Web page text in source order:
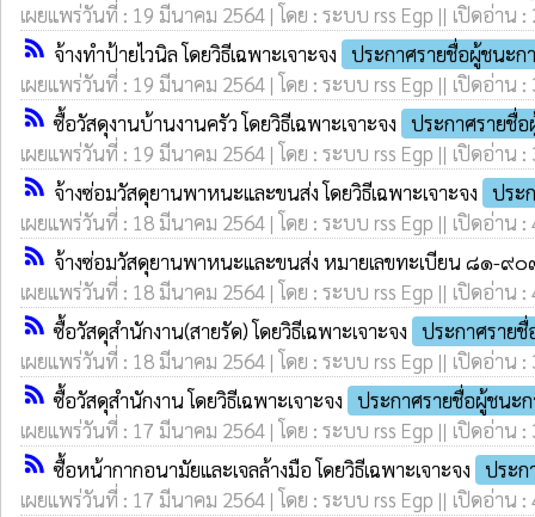
เผยแพร่วันที่ : 19 มีนาคม 2564 | โดย : ระบบ rss Egp || เปิดอ่าน :
rss_feed จ้างทำป้ายไวนิล โดยวิธีเฉพาะเจาะจง
ประกาศรายชื่อผู้ชนะก
เผยแพร่วันที่ : 19 มีนาคม 2564 | โดย : ระบบ rss Egp || เปิดอ่าน :
rss_feed ซื้อวัสดุงานบ้านงานครัว โดยวิธีเฉพาะเจาะจง
ประกาศรายชื่
เผยแพร่วันที่ : 19 มีนาคม 2564 | โดย : ระบบ rss Egp || เปิดอ่าน :
rss_feed จ้างซ่อมวัสดุยานพาหนะและขนส่ง โดยวิธีเฉพาะเจาะจง
ประ
เผยแพร่วันที่ : 18 มีนาคม 2564 | โดย : ระบบ rss Egp || เปิดอ่าน :
rss_feed จ้างซ่อมวัสดุยานพาหนะและขนส่ง หมายเลขทะเบียน ๘๑-๙๐
เผยแพร่วันที่ : 18 มีนาคม 2564 | โดย : ระบบ rss Egp || เปิดอ่าน :
rss_feed ซื้อวัสดุสำนักงาน(สายรัด) โดยวิธีเฉพาะเจาะจง
ประกาศราย
เผยแพร่วันที่ : 18 มีนาคม 2564 | โดย : ระบบ rss Egp || เปิดอ่าน :
rss_feed ซื้อวัสดุสำนักงาน โดยวิธีเฉพาะเจาะจง
ประกาศรายชื่อผู้ชนะก
เผยแพร่วันที่ : 17 มีนาคม 2564 | โดย : ระบบ rss Egp || เปิดอ่าน :
rss_feed ซื้อหน้ากากอนามัยและเจลล้างมือ โดยวิธีเฉพาะเจาะจง
ประก
เผยแพร่วันที่ : 17 มีนาคม 2564 | โดย : ระบบ rss Egp || เปิดอ่าน :